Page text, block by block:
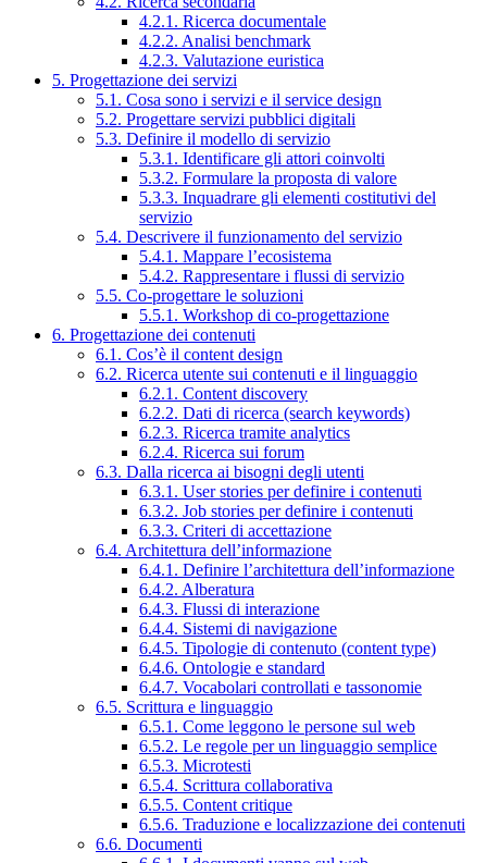
4.2.1. Ricerca documentale
4.2.2. Analisi benchmark
4.2.3. Valutazione euristica
5. Progettazione dei servizi
5.1. Cosa sono i servizi e il service design
5.2. Progettare servizi pubblici digitali
5.3. Definire il modello di servizio
5.3.1. Identificare gli attori coinvolti
5.3.2. Formulare la proposta di valore
5.3.3. Inquadrare gli elementi costitutivi del
servizio
5.4. Descrivere il funzionamento del servizio
5.4.1. Mappare l’ecosistema
5.4.2. Rappresentare i flussi di servizio
5.5. Co-progettare le soluzioni
5.5.1. Workshop di co-progettazione
6. Progettazione dei contenuti
6.1. Cos’è il content design
6.2. Ricerca utente sui contenuti e il linguaggio
6.2.1. Content discovery
6.2.2. Dati di ricerca (search keywords)
6.2.3. Ricerca tramite analytics
6.2.4. Ricerca sui forum
6.3. Dalla ricerca ai bisogni degli utenti
6.3.1. User stories per definire i contenuti
6.3.2. Job stories per definire i contenuti
6.3.3. Criteri di accettazione
6.4. Architettura dell’informazione
6.4.1. Definire l’architettura dell’informazione
6.4.2. Alberatura
6.4.3. Flussi di interazione
6.4.4. Sistemi di navigazione
6.4.5. Tipologie di contenuto (content type)
6.4.6. Ontologie e standard
6.4.7. Vocabolari controllati e tassonomie
6.5. Scrittura e linguaggio
6.5.1. Come leggono le persone sul web
6.5.2. Le regole per un linguaggio semplice
6.5.3. Microtesti
6.5.4. Scrittura collaborativa
6.5.5. Content critique
6.5.6. Traduzione e localizzazione dei contenuti
6.6. Documenti